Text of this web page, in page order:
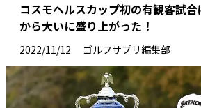
コスモヘルスカップ初の有観客試
から大いに盛り上がった！
2022/11/12 ゴルフサプリ編集部